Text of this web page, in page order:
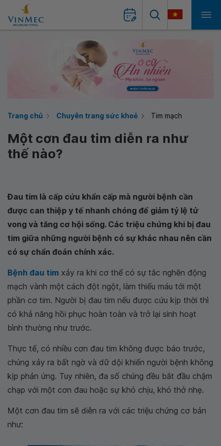
Trang chủ Chuyên trang sức khoẻ Tim mạch
Một cơn đau tim diễn ra như
thế nào?
Đau tim là cấp cứu khẩn cấp mà người bệnh cần
được can thiệp y tế nhanh chóng để giảm tỷ lệ tử
vong và tăng cơ hội sống. Các triệu chứng khi bị đau
tim giữa những người bệnh có sự khác nhau nên cần
có sự chẩn đoán chính xác.
Bệnh đau tim xảy ra khi cơ thể có sự tắc nghẽn động
mạch vành một cách đột ngột, làm thiếu máu tới một
phần cơ tim. Người bị đau tim nếu được cứu kịp thời thì
có khả năng hồi phục hoàn toàn và trở lại sinh hoạt
bình thường như trước.
Thực tế, có nhiều cơn đau tim không được báo trước,
chúng xảy ra bất ngờ và dữ dội khiến người bệnh không
kịp phản ứng. Tuy nhiên, đa số chúng đều bắt đầu chậm
chạp với một cơn đau hoặc sự khó chịu, khó thở nhẹ.
Một cơn đau tim sẽ diễn ra với các triệu chứng cơ bản
như: